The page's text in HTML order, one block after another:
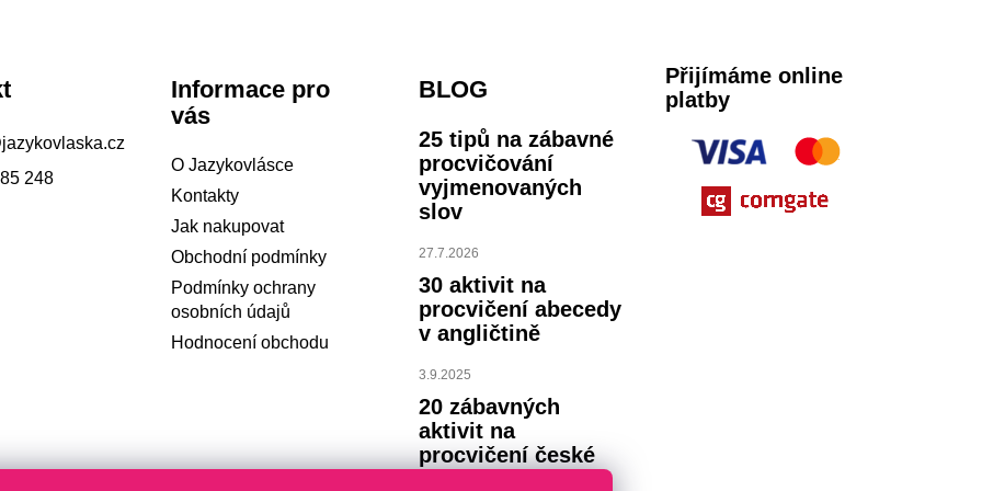
jazykovlaska.cz
248
Informace pro
vás
O Jazykovlásce
Kontakty
Jak nakupovat
Obchodní podmínky
Podmínky ochrany
osobních údajů
Hodnocení obchodu
BLOG
25 tipů na zábavné
procvičování
vyjmenovaných
slov
27.7.2026
30 aktivit na
procvičení abecedy
v angličtině
3.9.2025
20 zábavných
aktivit na
procvičení české
Přijímáme online
platby